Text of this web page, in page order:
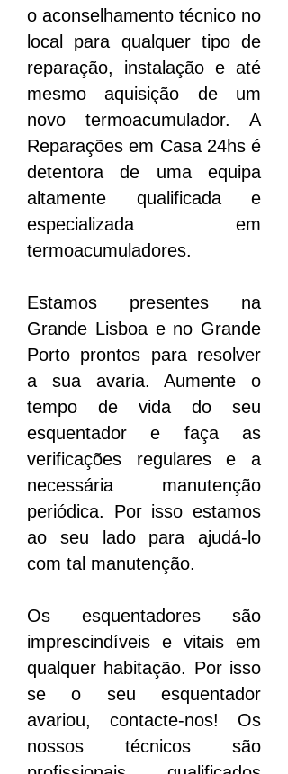
o aconselhamento técnico no
local para qualquer tipo de
reparação, instalação e até
mesmo aquisição de um
novo termoacumulador. A
Reparações em Casa 24hs é
detentora de uma equipa
altamente qualificada e
especializada em
termoacumuladores.
Estamos presentes na
Grande Lisboa e no Grande
Porto prontos para resolver
a sua avaria. Aumente o
tempo de vida do seu
esquentador e faça as
verificações regulares e a
necessária manutenção
periódica. Por isso estamos
ao seu lado para ajudá-lo
com tal manutenção.
Os esquentadores são
imprescindíveis e vitais em
qualquer habitação. Por isso
se o seu esquentador
avariou, contacte-nos! Os
nossos técnicos são